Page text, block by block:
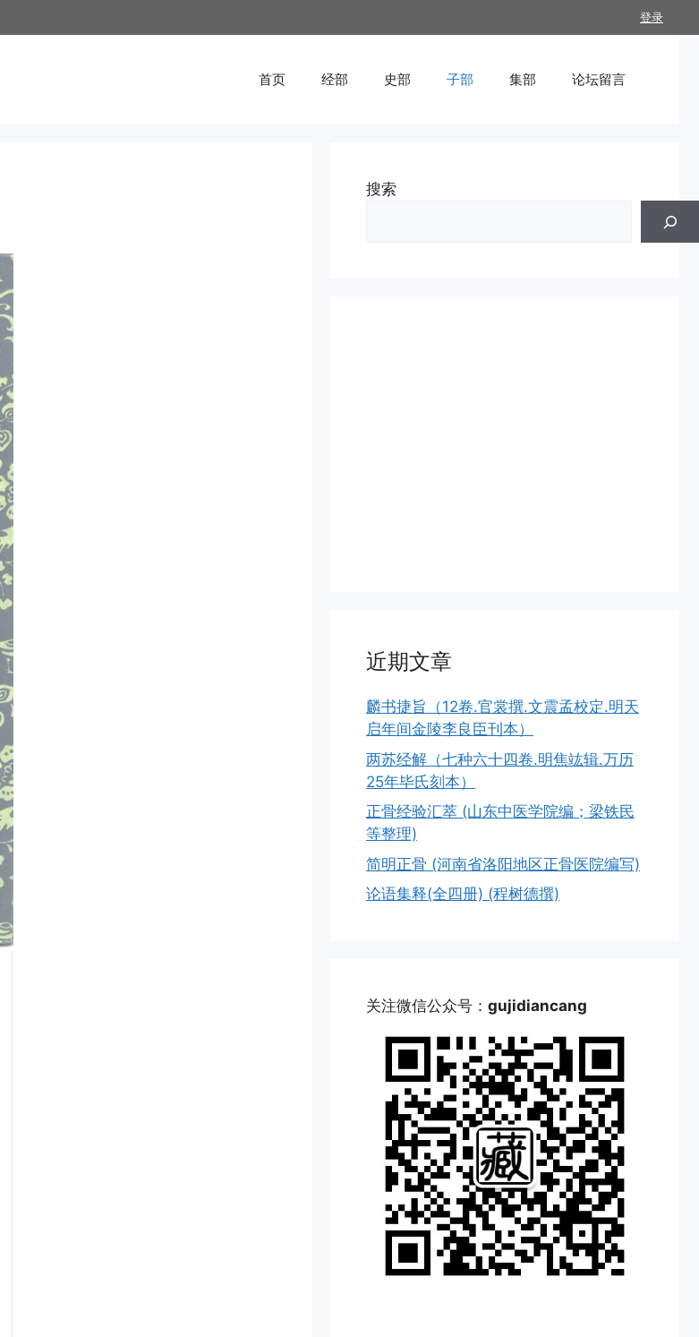
登录
首页 经部 史部 子部 集部 论坛留言
搜索
近期文章
麟书捷旨（12卷.官裳撰.文震孟校定.明天
启年间金陵李良臣刊本）
两苏经解（七种六十四卷.明焦竑辑.万历
25年毕氏刻本）
正骨经验汇萃 (山东中医学院编；梁铁民
等整理)
简明正骨 (河南省洛阳地区正骨医院编写)
论语集释(全四册) (程树德撰)
关注微信公众号： gujidiancang